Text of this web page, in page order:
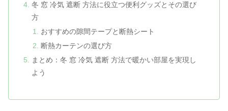
冬 窓 冷気 遮断 方法に役立つ便利グッズとその選び
方
おすすめの隙間テープと断熱シート
断熱カーテンの選び方
まとめ：冬 窓 冷気 遮断 方法で暖かい部屋を実現し
よう